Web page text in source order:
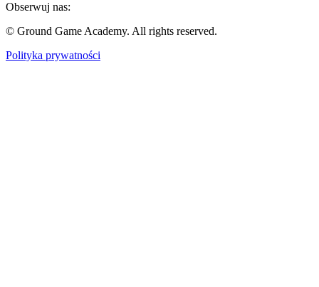
Obserwuj nas:
© Ground Game Academy. All rights reserved.
Polityka prywatności